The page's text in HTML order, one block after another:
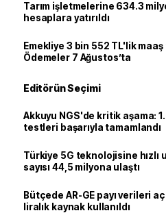
Tarım işletmelerine 634.3
hesaplara yatırıldı
Emekliye 3 bin 552 TL'lik maaş
Ödemeler 7 Ağustos’ta
Editörün Seçimi
Akkuyu NGS'de kritik aşama:
testleri başarıyla tamamlandı
Türkiye 5G teknolojisine hızlı
sayısı 44,5 milyona ulaştı
Bütçede AR-GE payı verileri
liralık kaynak kullanıldı